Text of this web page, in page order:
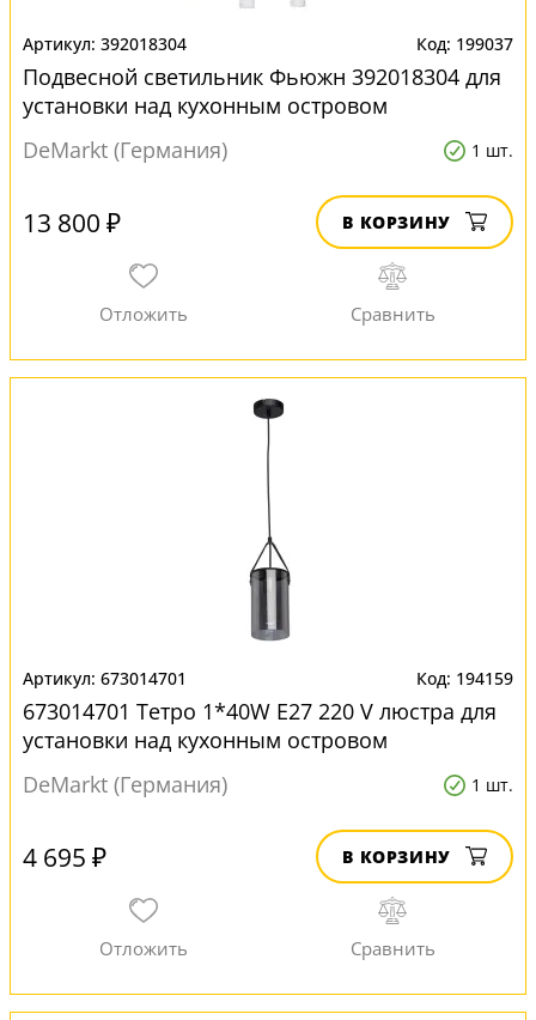
392018304 199037
Подвесной светильник Фьюжн 392018304 для
установки над кухонным островом
DeMarkt (Германия)
1 шт.
13 800 ₽ В КОРЗИНУ
673014701 194159
673014701 Тетро 1*40W E27 220 V люстра для
установки над кухонным островом
DeMarkt (Германия)
1 шт.
4 695 ₽ В КОРЗИНУ